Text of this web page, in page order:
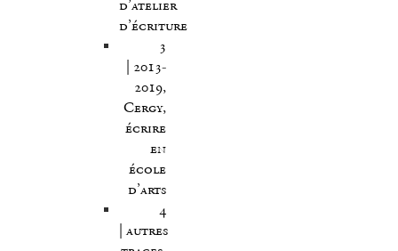
d’atelier
d’écriture
3
| 2013-
2019,
Cergy,
écrire
en
école
d’arts
4
| autres